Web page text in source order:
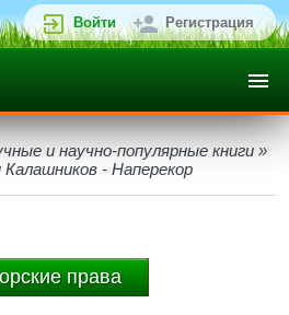
Войти Регистрация
и научно-популярные книги »
- Наперекор
права